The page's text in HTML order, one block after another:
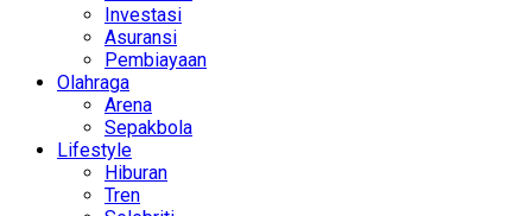
Investasi
Asuransi
Pembiayaan
Olahraga
Arena
Sepakbola
Lifestyle
Hiburan
Tren